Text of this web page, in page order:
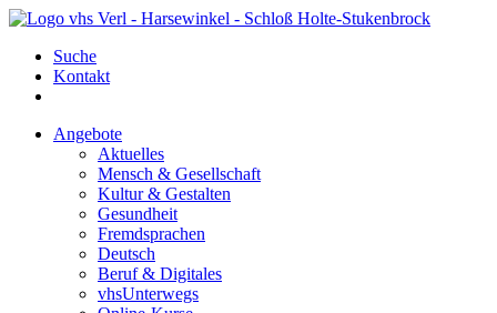
Suche
Kontakt
Angebote
Aktuelles
Mensch & Gesellschaft
Kultur & Gestalten
Gesundheit
Fremdsprachen
Deutsch
Beruf & Digitales
vhsUnterwegs